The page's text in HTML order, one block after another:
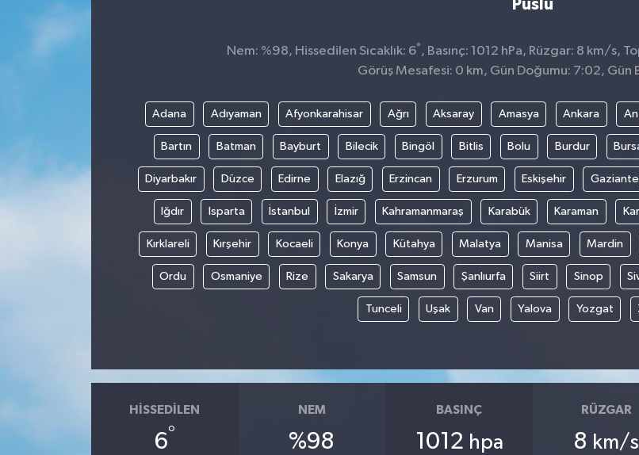
Puslu
Nem: %98, Hissedilen Sıcaklık: 6° , Basınç: 1012 hPa, Rüzgar: 8 km/s,
Görüş Mesafesi: 0 km, Gün Doğumu: 7:02, Gün
Adana Adıyaman Afyonkarahisar Ağrı Aksaray Amasya Ankara
Bartın Batman Bayburt Bilecik Bingöl Bitlis Bolu Burdur
Diyarbakır Düzce Edirne Elazığ Erzincan Erzurum Eskişehir
Iğdır Isparta İstanbul İzmir Kahramanmaraş Karabük Karaman
Kırklareli Kırşehir Kocaeli Konya Kütahya Malatya Manisa Mardin
Ordu Osmaniye Rize Sakarya Samsun Şanlıurfa Siirt Sinop
Tunceli Uşak Van Yalova Yozgat
HISSEDILEN
6°
NEM
%98
BASINÇ
1012 hpa
RÜZGAR
8 km/s